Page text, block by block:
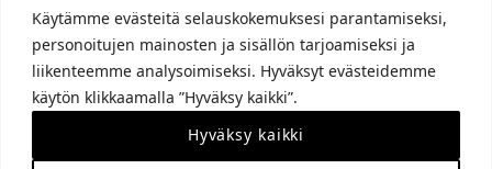
Käytämme evästeitä selauskokemuksesi parantamiseksi,
personoitujen mainosten ja sisällön tarjoamiseksi ja
liikenteemme analysoimiseksi. Hyväksyt evästeidemme
käytön klikkaamalla ”Hyväksy kaikki”.
Hyväksy kaikki